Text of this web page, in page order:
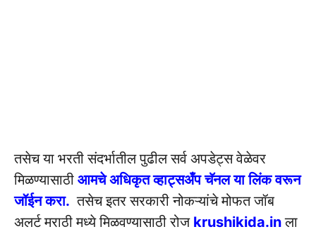
तसेच या भरती संदर्भातील पुढील सर्व अपडेट्स वेळेवर
मिळण्यासाठी आमचे अधिकृत व्हाट्सअँप चॅनल या लिंक वरून
जॉईन करा. तसेच इतर सरकारी नोकऱ्यांचे मोफत जॉब
अलर्ट मराठी मध्ये मिळवण्यासाठी रोज krushikida.inला